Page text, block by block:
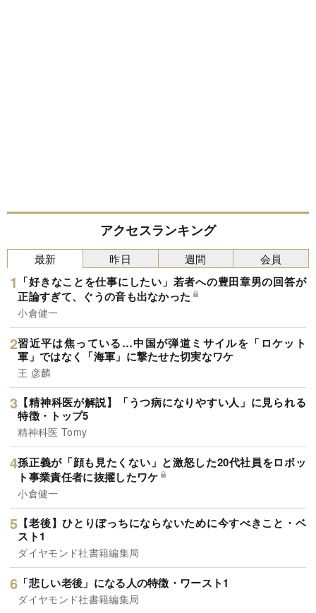
アクセスランキング
最新
「好きなことを仕事にしたい」若者への豊田章男の回答が
正論すぎて、ぐうの音も出なかった
小倉健一
習近平は焦っている…中国が弾道ミサイルを「ロケット
軍」ではなく「海軍」に撃たせた切実なワケ
王 彦麟
【精神科医が解説】「うつ病になりやすい人」に見られる
特徴・トップ5
精神科医 Tomy
孫正義が「顔も見たくない」と激怒した20代社員をロボッ
ト事業責任者に抜擢したワケ
小倉健一
【老後】ひとりぼっちにならないために今すべきこと・ベ
スト1
ダイヤモンド社書籍編集局
「悲しい老後」になる人の特徴・ワースト1
ダイヤモンド社書籍編集局
昨日 週間 会員